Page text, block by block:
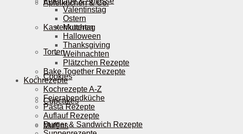
Apfelkuchen & Co.
Kastenkuchen
Torten
Cookies
Cupcakes
Muffins
Valentinstag
Ostern
Muttertag
Halloween
Thanksgiving
Weihnachten
Plätzchen Rezepte
Bake Together Rezepte
Kochrezepte
Kochrezepte A-Z
Feierabendküche
Pasta Rezepte
Auflauf Rezepte
Burger & Sandwich Rezepte